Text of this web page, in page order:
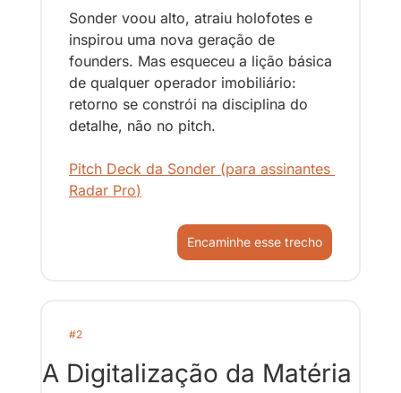
Sonder voou alto, atraiu holofotes e
inspirou uma nova geração de
founders. Mas esqueceu a lição básica
de qualquer operador imobiliário:
retorno se constrói na disciplina do
detalhe, não no pitch.
Pitch Deck da Sonder (para assinantes
Radar Pro)
Encaminhe esse trecho
#2
A Digitalização da Matéria